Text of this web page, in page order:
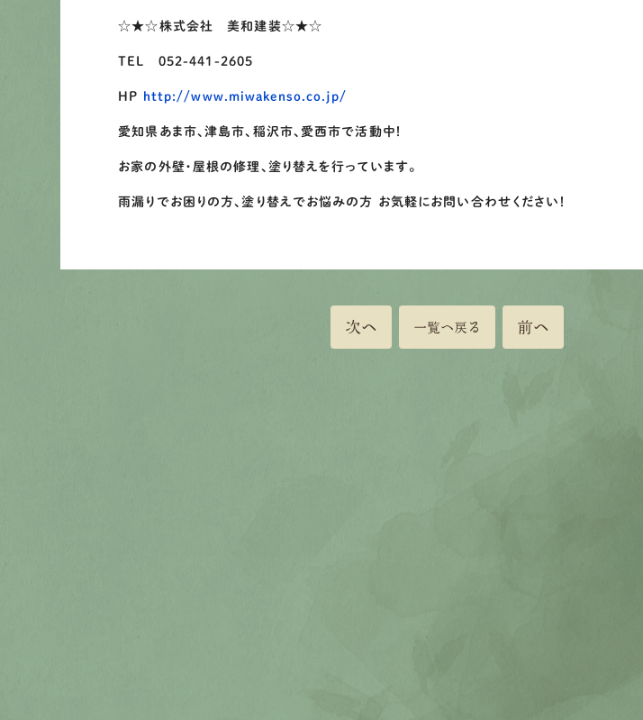
☆★☆株式会社 美和建装☆★☆
TEL 052-441-2605
HP http://www.miwakenso.co.jp/
愛知県あま市、津島市、稲沢市、愛西市で活動中！
お家の外壁・屋根の修理、塗り替えを行っています。
雨漏りでお困りの方、塗り替えでお悩みの方 お気軽にお問い合わせください！
次へ 一覧へ戻る 前へ